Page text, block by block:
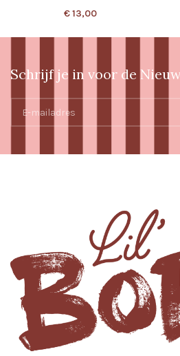
€13,00
Schrijf je in voor de